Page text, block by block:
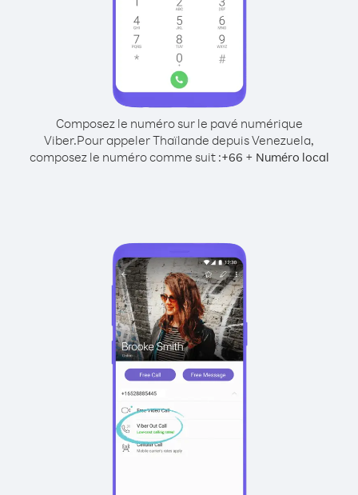
Composez le numéro sur le pavé numérique
Viber.Pour appeler Thaïlande depuis Venezuela,
composez le numéro comme suit :+66 + Numéro local